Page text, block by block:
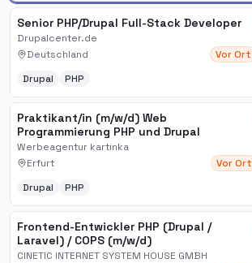
Senior PHP/Drupal Full-Stack Developer
Drupalcenter.de
Deutschland
Vor Ort
Drupal PHP
Praktikant/in (m/w/d) Web
Programmierung PHP und Drupal
Werbeagentur kartinka
Erfurt
Vor Ort
Drupal PHP
Frontend-Entwickler PHP (Drupal /
Laravel) / COPS (m/w/d)
CINETIC INTERNET SYSTEM HOUSE GMBH